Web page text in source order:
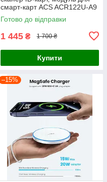
смарт-карт ACS ACR122U-A9
Готово до відправки
1 445 ₴ 1 700 ₴
Купити
–15%